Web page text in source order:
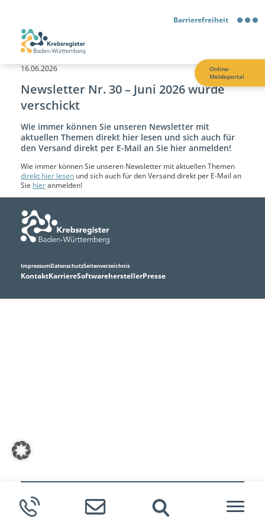
Barrierefreiheit
Barrierefreiheit
Kontrastmodus
Leichte Sprache
16.06.2026
Newsletter Nr. 30 – Juni 2026 wurde
verschickt
Wie immer können Sie unseren Newsletter mit
aktuellen Themen direkt hier lesen und sich auch für
den Versand direkt per E-Mail an Sie hier anmelden!
Wie immer können Sie unseren Newsletter mit aktuellen Themen
direkt hier lesen und sich auch für den Versand direkt per E-Mail an
Sie hieranmelden!
Online-
Meldeportal
Meldende
KontaktKarriereSoftwareherstellerPresse
ImpressumDatenschutzSeitenverzeichnis